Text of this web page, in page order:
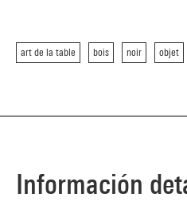
art de la table bois noir objet
Información